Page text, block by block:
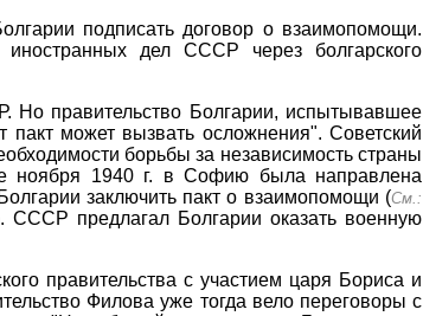
подписать договор о взаимопомощи.
дел СССР через болгарского
Но правительство Болгарии, испытывавшее
пакт может вызвать осложнения". Советский
борьбы за независимость страны
ноября 1940 г. в Софию была направлена
заключить пакт о взаимопомощи (См.:
СССР предлагал Болгарии оказать военную
правительства с участием царя Бориса и
Филова уже тогда вело переговоры с